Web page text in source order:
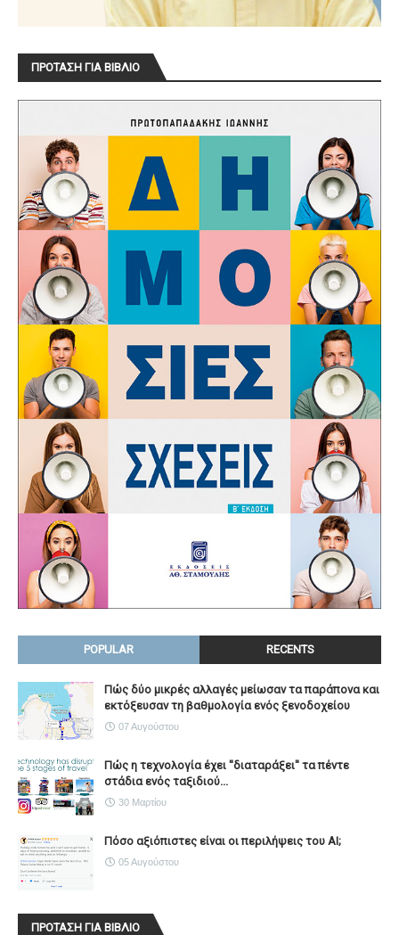
ΠΡΟΤΑΣΗ ΓΙΑ ΒΙΒΛΙΟ
POPULAR RECENTS
Πώς δύο μικρές αλλαγές μείωσαν τα παράπονα και
εκτόξευσαν τη βαθμολογία ενός ξενοδοχείου
07 Αυγούστου
Πώς η τεχνολογία έχει ''διαταράξει'' τα πέντε
στάδια ενός ταξιδιού...
30 Μαρτίου
Πόσο αξιόπιστες είναι οι περιλήψεις του ΑΙ;
05 Αυγούστου
ΠΡΟΤΑΣΗ ΓΙΑ ΒΙΒΛΙΟ